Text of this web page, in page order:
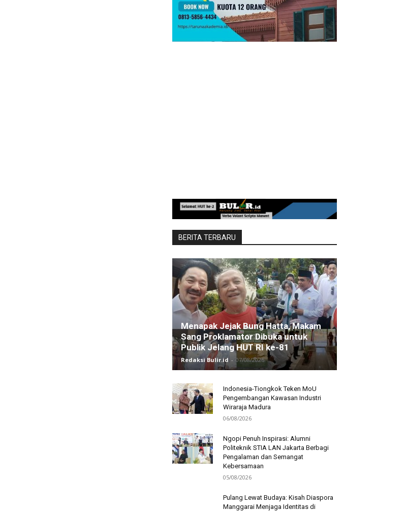
BERITA TERBARU
Menapak Jejak Bung Hatta, Makam
Sang Proklamator Dibuka untuk
Publik Jelang HUT RI ke-81
Redaksi Bulir.id - 07/08/2026
Indonesia-Tiongkok Teken MoU
Pengembangan Kawasan Industri
Wiraraja Madura
06/08/2026
Ngopi Penuh Inspirasi: Alumni
Politeknik STIA LAN Jakarta Berbagi
Pengalaman dan Semangat
Kebersamaan
05/08/2026
Pulang Lewat Budaya: Kisah Diaspora
Manggarai Menjaga Identitas di